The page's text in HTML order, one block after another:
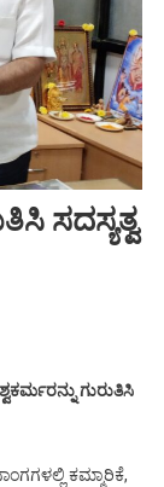
ಸದಸ್ಯತ್ವ
ಗುರುತಿಸಿ
ಕಮ್ಮಾರಿಕೆ,